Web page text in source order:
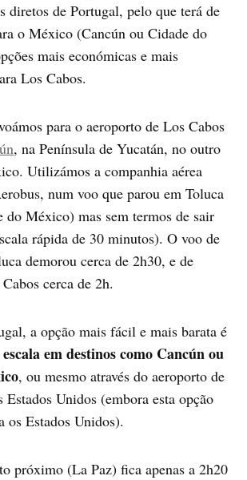
diretos de Portugal, pelo que terá de
o México (Cancún ou Cidade do
mais económicas e mais
Los Cabos.
para o aeroporto de Los Cabos
, na Península de Yucatán, no outro
Utilizámos a companhia aérea
num voo que parou em Toluca
do México) mas sem termos de sair
rápida de 30 minutos). O voo de
demorou cerca de 2h30, e de
cerca de 2h.
a opção mais fácil e mais barata é
escala em destinos como Cancún ou
, ou mesmo através do aeroporto de
Unidos (embora esta opção
os Estados Unidos).
próximo (La Paz) fica apenas a 2h20